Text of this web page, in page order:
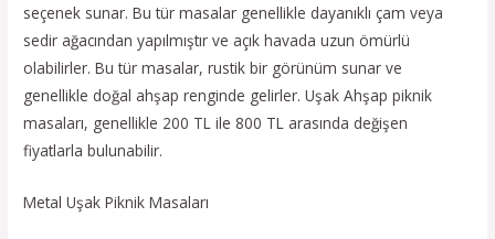
seçenek sunar. Bu tür masalar genellikle dayanıklı çam veya
sedir ağacından yapılmıştır ve açık havada uzun ömürlü
olabilirler. Bu tür masalar, rustik bir görünüm sunar ve
genellikle doğal ahşap renginde gelirler. Uşak Ahşap piknik
masaları, genellikle 200 TL ile 800 TL arasında değişen
fiyatlarla bulunabilir.
Metal Uşak Piknik Masaları